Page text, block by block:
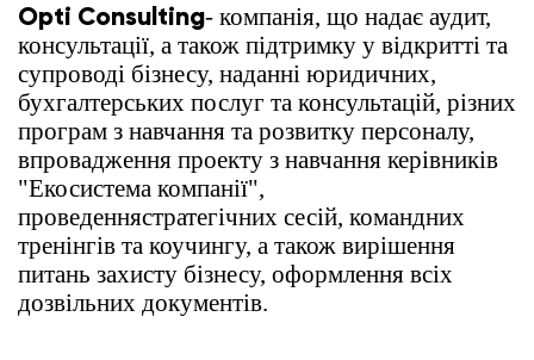
Opti Consulting- компанія, що надає аудит,
консультації, а також підтримку у відкритті та
супроводі бізнесу, наданні юридичних,
бухгалтерських послуг та консультацій, різних
програм з навчання та розвитку персоналу,
впровадження проекту з навчання керівників
"Екосистема компанії",
проведеннястратегічних сесій, командних
тренінгів та коучингу, а також вирішення
питань захисту бізнесу, оформлення всіх
дозвільних документів.